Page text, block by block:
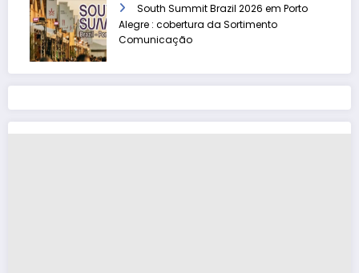
South Summit Brazil 2026 em Porto
Alegre : cobertura da Sortimento
Comunicação